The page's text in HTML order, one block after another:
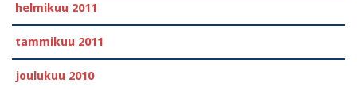
helmikuu 2011
tammikuu 2011
joulukuu 2010